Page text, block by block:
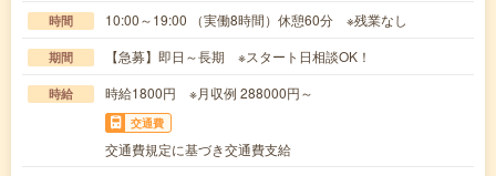
時間 10:00～19:00 （実働8時間）休憩60分 ※残業なし
期間 【急募】即日～長期 ※スタート日相談OK！
時給 時給1800円 ※月収例 288000円～
交通費
交通費規定に基づき交通費支給